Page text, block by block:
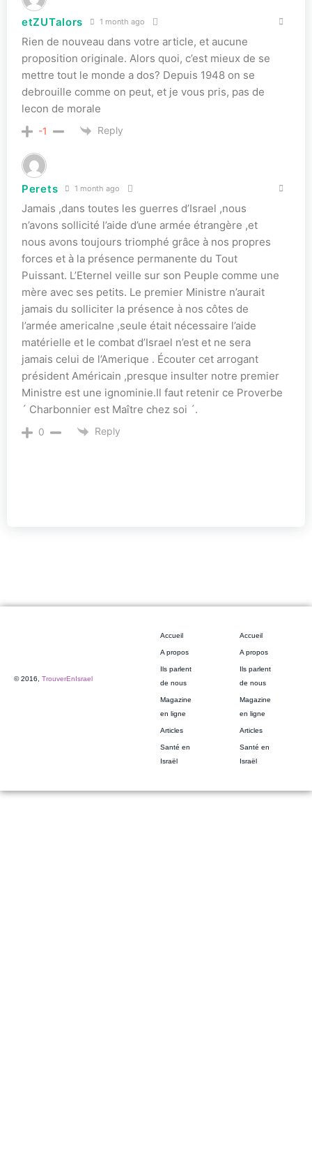
etZUTalors 1 month ago
Rien de nouveau dans votre article, et aucune
proposition originale. Alors quoi, c’est mieux de se
mettre tout le monde a dos? Depuis 1948 on se
debrouille comme on peut, et je vous pris, pas de
lecon de morale
-1 Reply
Perets 1 month ago
Jamais ,dans toutes les guerres d’Israel ,nous
n’avons sollicité l’aide d’une armée étrangère ,et
nous avons toujours triomphé grâce à nos propres
forces et à la présence permanente du Tout
Puissant. L’Eternel veille sur son Peuple comme une
mère avec ses petits. Le premier Ministre n’aurait
jamais du solliciter la présence à nos côtes de
l’armée americalne ,seule était nécessaire l’aide
matérielle et le combat d’Israel n’est et ne sera
jamais celui de l’Amerique . Écouter cet arrogant
président Américain ,presque insulter notre premier
Ministre est une ignominie.Il faut retenir ce Proverbe
´ Charbonnier est Maître chez soi ´.
0 Reply
© 2016, TrouverEnIsrael
Accueil
A propos
Ils parlent
de nous
Magazine
en ligne
Articles
Santé en
Israël
Accueil
A propos
Ils parlent
de nous
Magazine
en ligne
Articles
Santé en
Israël